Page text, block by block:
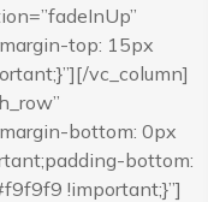
top: 15px
vc_column]
bottom: 0px
bottom:
!important;}”]